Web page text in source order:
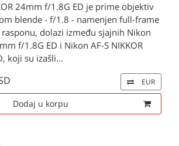
24mm f/1.8G ED je prime objektiv
blende - f/1.8 - namenjen full-frame
dolazi između sjajnih Nikon
f/1.8G ED i Nikon AF-S NIKKOR
koji su izašli...
EUR
Dodaj u korpu